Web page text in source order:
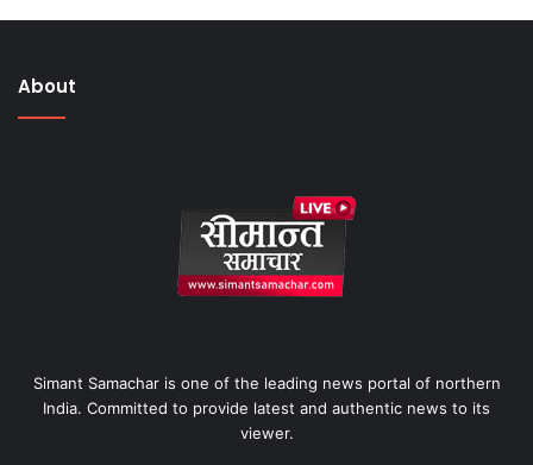
About
Simant Samachar is one of the leading news portal of northern
India. Committed to provide latest and authentic news to its
viewer.